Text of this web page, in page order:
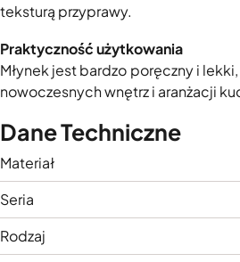
teksturą przyprawy.
Praktyczność użytkowania
Młynek jest bardzo poręczny i
nowoczesnych wnętrz i aranżacji
Dane Techniczne
Materiał
Seria
Rodzaj